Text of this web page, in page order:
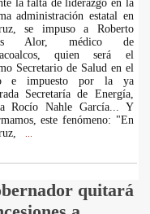
la falta de liderazgo en la
administración estatal en
se impuso a Roberto
Alor, médico de
quien será el
Secretario de Salud en el
e impuesto por la ya
Secretaría de Energía,
Rocío Nahle García... Y
este fenómeno: "En
quitará